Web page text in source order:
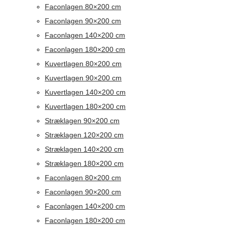
Faconlagen 80×200 cm
Faconlagen 90×200 cm
Faconlagen 140×200 cm
Faconlagen 180×200 cm
Kuvertlagen 80×200 cm
Kuvertlagen 90×200 cm
Kuvertlagen 140×200 cm
Kuvertlagen 180×200 cm
Stræklagen 90×200 cm
Stræklagen 120×200 cm
Stræklagen 140×200 cm
Stræklagen 180×200 cm
Faconlagen 80×200 cm
Faconlagen 90×200 cm
Faconlagen 140×200 cm
Faconlagen 180×200 cm